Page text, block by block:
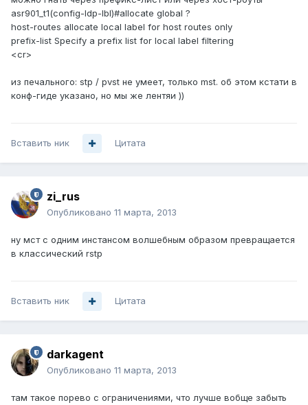
asr901_t1(config-ldp-lbl)#allocate global ?
host-routes allocate local label for host routes only
prefix-list Specify a prefix list for local label filtering
<cr>
из печального: stp / pvst не умеет, только mst. об этом кстати в
конф-гиде указано, но мы же лентяи ))
Вставить ник Цитата
zi_rus
Опубликовано 11 марта, 2013
ну мст с одним инстансом волшебным образом превращается
в классический rstp
Вставить ник Цитата
darkagent
Опубликовано 11 марта, 2013
там такое порево с ограничениями, что лучше вобще забыть